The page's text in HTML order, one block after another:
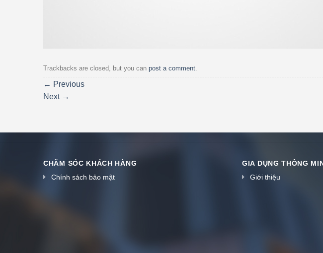
Trackbacks are closed, but you can post a comment.
← Previous
Next →
CHĂM SÓC KHÁCH HÀNG
Chính sách bảo mật
GIA DỤNG THÔNG
Giới thiệu